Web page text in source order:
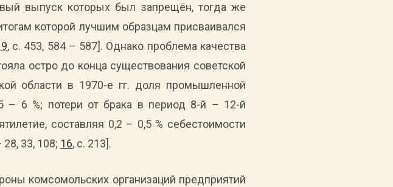
выпуск которых был запрещён, тогда же
которой лучшим образцам присваивался
, с. 453, 584 – 587]. Однако проблема качества
остро до конца существования советской
области в 1970-е гг. доля промышленной
– 6 %; потери от брака в период 8-й – 12-й
составляя 0,2 – 0,5 % себестоимости
28, 33, 108; 16, с. 213].
комсомольских организаций предприятий